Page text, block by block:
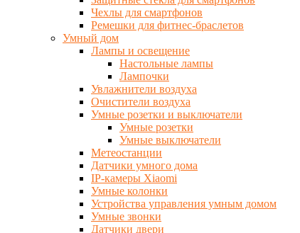
Чехлы для смартфонов
Ремешки для фитнес-браслетов
Умный дом
Лампы и освещение
Настольные лампы
Лампочки
Увлажнители воздуха
Очистители воздуха
Умные розетки и выключатели
Умные розетки
Умные выключатели
Метеостанции
Датчики умного дома
IP-камеры Xiaomi
Умные колонки
Устройства управления умным домом
Умные звонки
Датчики двери